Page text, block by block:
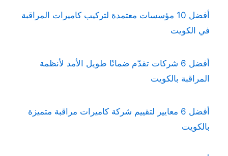
أفضل 10 مؤسسات معتمدة لتركيب كاميرات المراقبة
في الكويت
أفضل 6 شركات تقدّم ضمانًا طويل الأمد لأنظمة
المراقبة بالكويت
أفضل 6 معايير لتقييم شركة كاميرات مراقبة متميزة
بالكويت